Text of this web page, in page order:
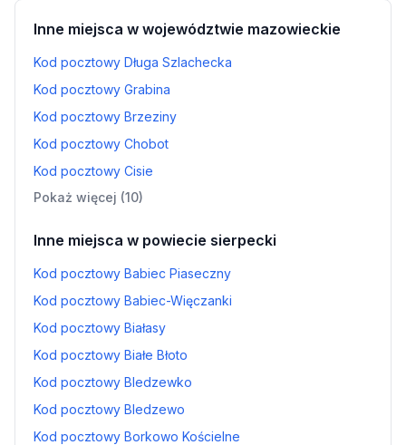
Inne miejsca w województwie mazowieckie
Kod pocztowy Długa Szlachecka
Kod pocztowy Grabina
Kod pocztowy Brzeziny
Kod pocztowy Chobot
Kod pocztowy Cisie
Pokaż więcej (10)
Inne miejsca w powiecie sierpecki
Kod pocztowy Babiec Piaseczny
Kod pocztowy Babiec-Więczanki
Kod pocztowy Białasy
Kod pocztowy Białe Błoto
Kod pocztowy Bledzewko
Kod pocztowy Bledzewo
Kod pocztowy Borkowo Kościelne